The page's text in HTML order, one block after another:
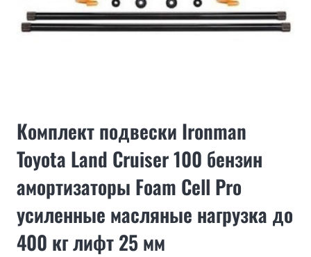
Комплект подвески Ironman
Toyota Land Cruiser 100 бензин
амортизаторы Foam Cell Pro
усиленные масляные нагрузка до
400 кг лифт 25 мм